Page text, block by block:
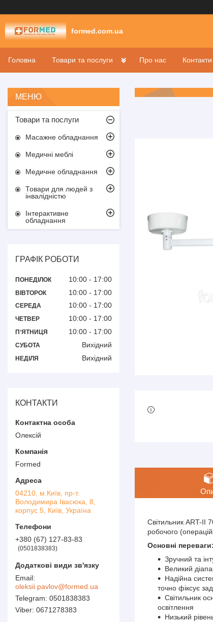
formed.com.ua
Головна Товари та послуги Про нас Контакти
Світильник ART-II
робочого
Основні переваги:
Зручний та
Великий
Надійна
точно фіксує
Світильник
освітлення
Низький
Товари та послуги
Масажне обладнання
Медичні меблі
Медичне обладнання
Товари для людей з
інвалідністю
Інтерактивне
обладнання
ГРАФІК РОБОТИ
ПОНЕДІЛОК 10:00 17:00
ВІВТОРОК 10:00 17:00
СЕРЕДА 10:00 17:00
ЧЕТВЕР 10:00 17:00
ПʼЯТНИЦЯ 10:00 17:00
СУБОТА Вихідний
НЕДІЛЯ Вихідний
КОНТАКТИ
Олексій
Formed
04210, м.Київ, пр-т.
Володимира Івасюка, 8,
корпус 5, Київ, Україна
+380 (67) 127-83-83
0501838383
oleksii.pavlov@formed.ua
0501838383
0671278383